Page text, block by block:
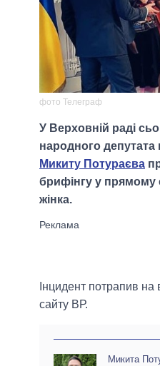
фото Телеграф
У Верховній раді
народного депутата
Микиту Потураєва
брифінгу у прямому
жінка.
Інцидент потрапив на
сайту ВР.
Микита